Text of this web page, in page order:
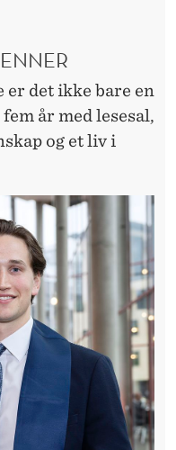
er det ikke bare en
år med lesesal,
og et liv i